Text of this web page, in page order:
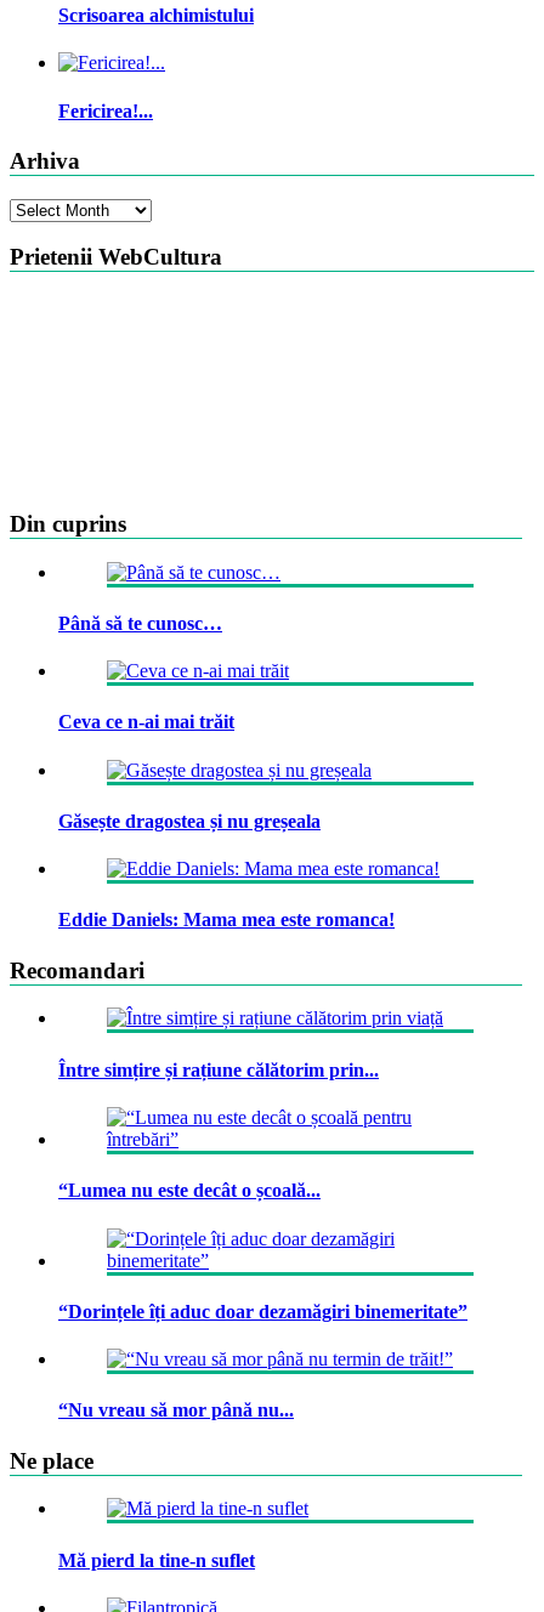
Scrisoarea alchimistului
Fericirea!...
Arhiva
Arhiva
Prietenii WebCultura
Din cuprins
Până să te cunosc…
Ceva ce n-ai mai trăit
Găsește dragostea și nu greșeala
Eddie Daniels: Mama mea este romanca!
Recomandari
Între simțire și rațiune călătorim prin...
“Lumea nu este decât o școală...
“Dorințele îți aduc doar dezamăgiri binemeritate”
“Nu vreau să mor până nu...
Ne place
Mă pierd la tine-n suflet